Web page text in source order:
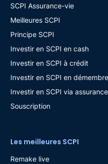
SCPI Assurance-vie
Meilleures SCPI
Principe SCPI
Investir en SCPI en cash
Investir en SCPI à crédit
Investir en SCPI en
Investir en SCPI via
Souscription
Les meilleures SCPI
Remake live